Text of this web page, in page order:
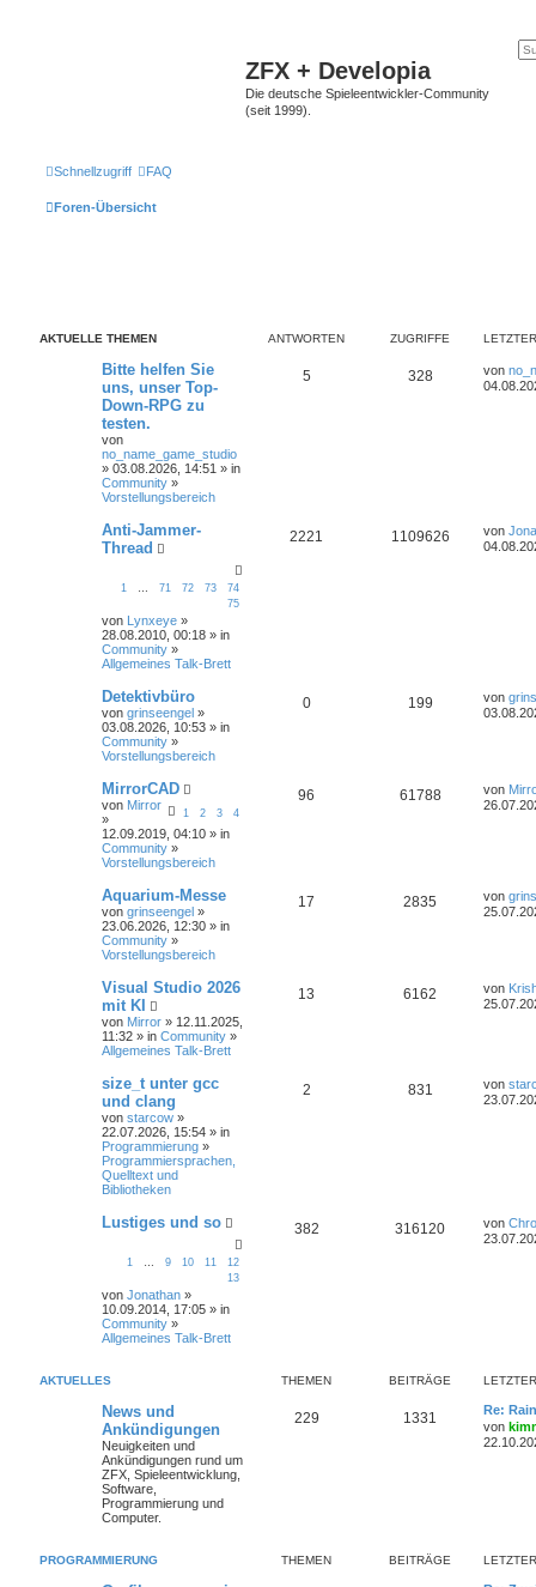
ZFX + Developia
Die deutsche Spieleentwickler-Community
(seit 1999).
Schnellzugriff FAQ
Foren-Übersicht
AKTUELLE THEMEN ANTWORTEN ZUGRIFFE
Bitte helfen Sie
uns, unser Top-
Down-RPG zu
testen.
von
no_name_game_studio
» 03.08.2026, 14:51 » in
Community »
Vorstellungsbereich
5 328 von
Anti-Jammer-
Thread
1 71 72 73
74
75
von Lynxeye »
28.08.2010, 00:18 » in
Community »
Allgemeines Talk-Brett
2221 1109626 von
Detektivbüro
von grinseengel »
03.08.2026, 10:53 » in
Community »
Vorstellungsbereich
0 199 von
MirrorCAD
1 2 3 4
von Mirror
»
12.09.2019, 04:10 » in
Community »
Vorstellungsbereich
96 61788 von
Aquarium-Messe
von grinseengel »
23.06.2026, 12:30 » in
Community »
Vorstellungsbereich
17 2835 von
Visual Studio 2026
mit KI
von Mirror » 12.11.2025,
11:32 » in Community »
Allgemeines Talk-Brett
13 6162 von
size_t unter gcc
und clang
von starcow »
22.07.2026, 15:54 » in
Programmierung »
Programmiersprachen,
Quelltext und
Bibliotheken
2 831 von
Lustiges und so
1 9 10 11
12
13
von Jonathan »
10.09.2014, 17:05 » in
Community »
Allgemeines Talk-Brett
382 316120 von
AKTUELLES THEMEN BEITRÄGE
News und
Ankündigungen
Neuigkeiten und
Ankündigungen rund um
ZFX, Spieleentwicklung,
Software,
Programmierung und
Computer.
229 1331
Re:
von
PROGRAMMIERUNG THEMEN BEITRÄGE